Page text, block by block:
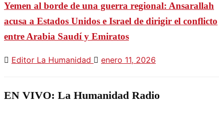
Yemen al borde de una guerra regional: Ansarallah
acusa a Estados Unidos e Israel de dirigir el conflicto
entre Arabia Saudí y Emiratos
Editor La Humanidad enero 11, 2026
EN VIVO: La Humanidad Radio